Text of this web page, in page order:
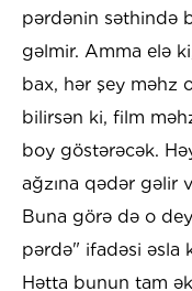
pərdənin səthində
gəlmir. Amma elə
bax, hər şey məhz
bilirsən ki, film
boy göstərəcək.
ağzına qədər gəlir
Buna görə də o
pərdə" ifadəsi əsla
Hətta bunun tam